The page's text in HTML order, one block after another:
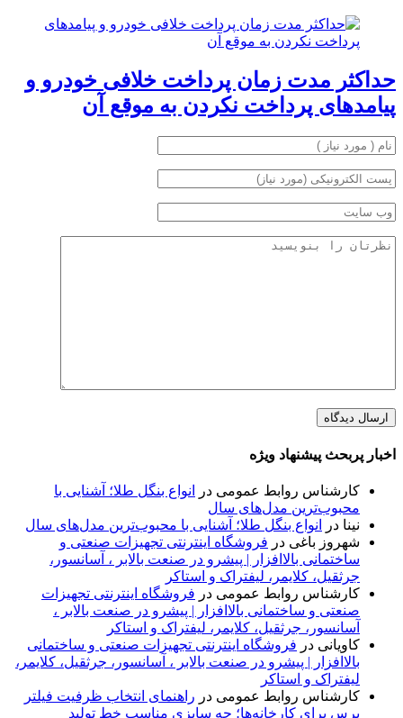
حداکثر مدت زمان پرداخت خلافی خودرو و
پیامدهای پرداخت نکردن به موقع آن
اخبار پربحث پیشنهاد ویژه
کارشناس روابط عمومی در
انواع بنگل طلا؛ آشنایی با
محبوب‌ترین مدل‌های سال
نینا در
انواع بنگل طلا؛ آشنایی با محبوب‌ترین مدل‌های سال
شهروز باغی در فروشگاه اینترنتی تجهیزات صنعتی و
ساختمانی بالاافزار | پیشرو در صنعت بالابر ، آسانسور،
جرثقیل، کلایمر، لیفتراک و استاکر
کارشناس روابط عمومی در فروشگاه اینترنتی تجهیزات
صنعتی و ساختمانی بالاافزار | پیشرو در صنعت بالابر ،
آسانسور، جرثقیل، کلایمر، لیفتراک و استاکر
کاویانی در فروشگاه اینترنتی تجهیزات صنعتی و ساختمانی
بالاافزار | پیشرو در صنعت بالابر ، آسانسور، جرثقیل، کلایمر،
لیفتراک و استاکر
کارشناس روابط عمومی در راهنمای انتخاب ظرفیت فیلتر
پرس برای کارخانه‌ها؛ چه سایزی مناسب خط تولید